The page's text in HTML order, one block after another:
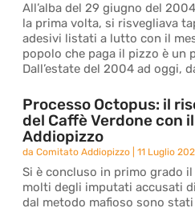
All’alba del 29 giugno del
la prima volta, si risvegliava
adesivi listati a lutto con il
popolo che paga il pizzo è un
Dall’estate del 2004 ad oggi,
Processo Octopus: il
del Caffè Verdone con
Addiopizzo
daComitato Addiopizzo |11 Luglio
Si è concluso in primo grado
molti degli imputati accusati
dal metodo mafioso sono